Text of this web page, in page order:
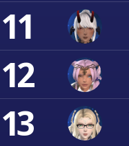
11
12
13